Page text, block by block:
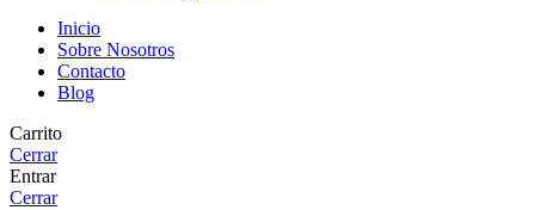
Inicio
Sobre Nosotros
Contacto
Blog
Carrito
Cerrar
Entrar
Cerrar